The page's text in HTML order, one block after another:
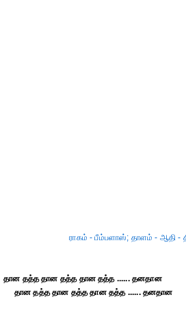
ராகம் - பீம்பளாஸ்; தாளம் - ஆதி -
தான தத்த தான தத்த தான தத்த ...... தனதான
தான தத்த தான தத்த தான தத்த ...... தனதான